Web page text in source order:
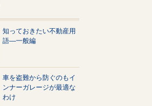
知っておきたい不動産用
語—一般編
車を盗難から防ぐのもイ
ンナーガレージが最適な
わけ